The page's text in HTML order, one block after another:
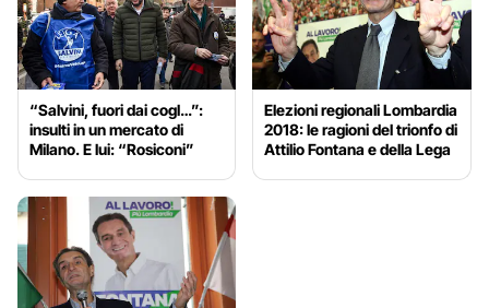
“Salvini, fuori dai cogl…”:
insulti in un mercato di
Milano. E lui: “Rosiconi”
Elezioni regionali Lombardia
2018: le ragioni del trionfo di
Attilio Fontana e della Lega